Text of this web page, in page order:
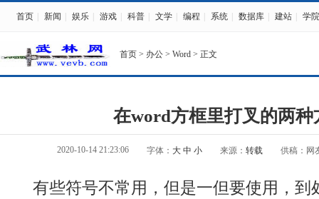
首页 新闻 娱乐 游戏 科普 文学 编程 系统 数据库 建站 学院
首页 > 办公 > Word > 正文
在word方框里打叉的两种
2020-10-14 21:23:06 字体： 大 中 小 来源： 转载 供稿：网
有些符号不常用，但是一但要使用，到